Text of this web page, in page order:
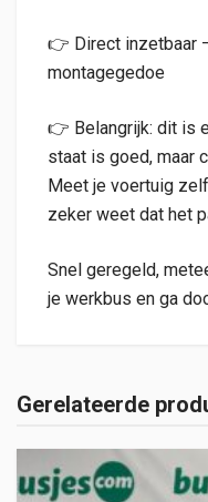
👉 Direct inzetbaar
montagegedoe
👉 Belangrijk: dit is
staat is goed, maar
Meet je voertuig
zeker weet dat het
Snel geregeld,
je werkbus en ga
Gerelateerde